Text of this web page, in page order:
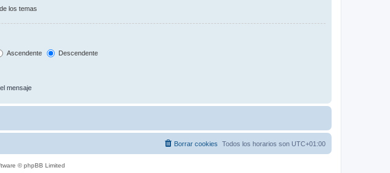
los temas
Ascendente Descendente
mensaje
Todos los horarios son UTC+01:00
Borrar cookies
© phpBB Limited